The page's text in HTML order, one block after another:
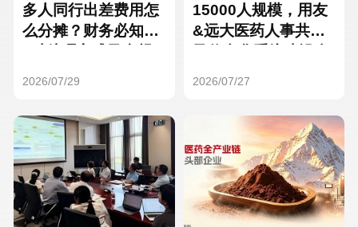
Hong Kong Macau
多人同行出差费用怎
么分摊？财务必知的
2026/07/29
15000人规模，用友
&远大医药人事共享
2026/07/27